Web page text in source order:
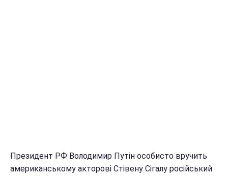
Президент РФ Володимир Путін особисто вручить
американському акторові Стівену Сігалу російський